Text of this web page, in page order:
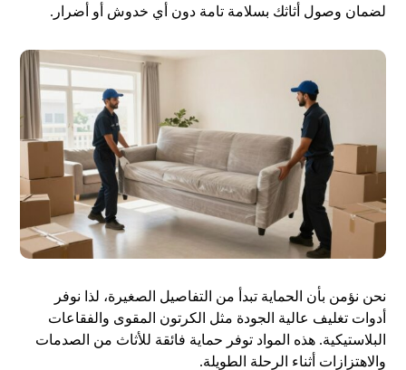
لضمان وصول أثاثك بسلامة تامة دون أي خدوش أو أضرار.
نحن نؤمن بأن الحماية تبدأ من التفاصيل الصغيرة، لذا نوفر
أدوات تغليف عالية الجودة مثل الكرتون المقوى والفقاعات
البلاستيكية. هذه المواد توفر حماية فائقة للأثاث من الصدمات
والاهتزازات أثناء الرحلة الطويلة.